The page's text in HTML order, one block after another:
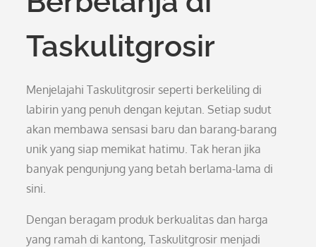
Taskulitgrosir
Menjelajahi Taskulitgrosir seperti berkeliling di
labirin yang penuh dengan kejutan. Setiap sudut
akan membawa sensasi baru dan barang-barang
unik yang siap memikat hatimu. Tak heran jika
banyak pengunjung yang betah berlama-lama di
sini.
Dengan beragam produk berkualitas dan harga
yang ramah di kantong, Taskulitgrosir menjadi